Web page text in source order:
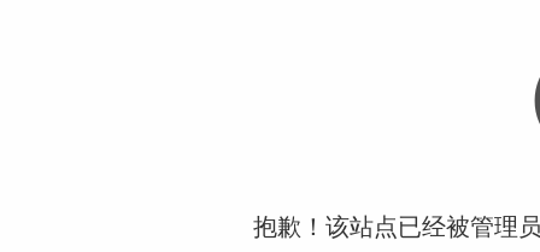
抱歉！该站点已经被管理